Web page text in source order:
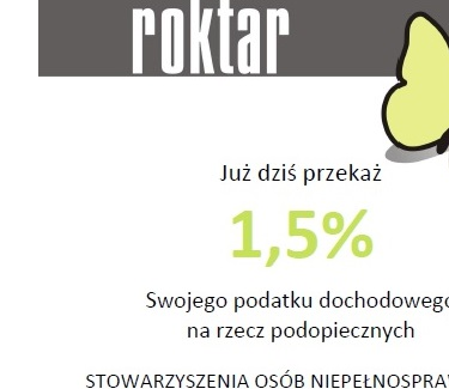
jednak bez większego szczęścia do przygód. Na
w niezwykły sposób afirmuje rzeczywistość. Na
Aniu, dobre było czy dobre? – po chwili -…i jak?